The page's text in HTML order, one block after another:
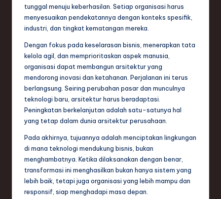
tunggal menuju keberhasilan. Setiap organisasi harus
menyesuaikan pendekatannya dengan konteks spesifik,
industri, dan tingkat kematangan mereka.
Dengan fokus pada keselarasan bisnis, menerapkan tata
kelola agil, dan memprioritaskan aspek manusia,
organisasi dapat membangun arsitektur yang
mendorong inovasi dan ketahanan. Perjalanan ini terus
berlangsung. Seiring perubahan pasar dan munculnya
teknologi baru, arsitektur harus beradaptasi.
Peningkatan berkelanjutan adalah satu-satunya hal
yang tetap dalam dunia arsitektur perusahaan.
Pada akhirnya, tujuannya adalah menciptakan lingkungan
di mana teknologi mendukung bisnis, bukan
menghambatnya. Ketika dilaksanakan dengan benar,
transformasi ini menghasilkan bukan hanya sistem yang
lebih baik, tetapi juga organisasi yang lebih mampu dan
responsif, siap menghadapi masa depan.